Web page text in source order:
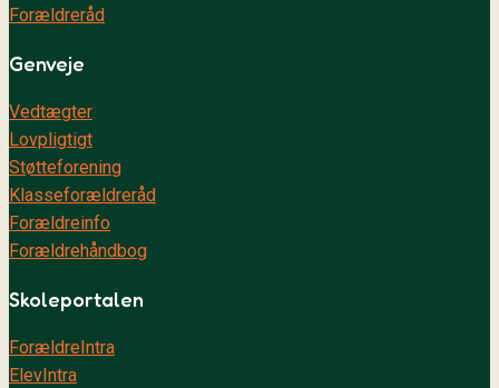
Forældreråd
Genveje
Vedtægter
Lovpligtigt
Støtteforening
Klasseforældreråd
Forældreinfo
Forældrehåndbog
Skoleportalen
ForældreIntra
ElevIntra